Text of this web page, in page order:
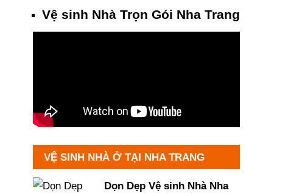
Vệ sinh Nhà Trọn Gói Nha Trang
VỆ SINH NHÀ Ở TẠI NHA TRANG
Dọn Dẹp Vệ sinh Nhà Nha